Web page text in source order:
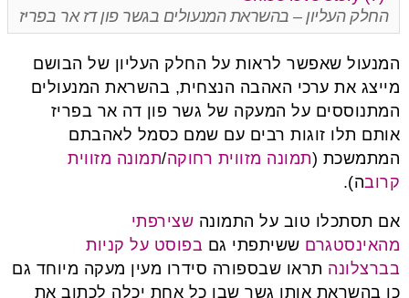
החלק העליון – בהשראת המנעולים בגשר פון דז אר בפריז
המנעול שאפשר לראות על החלק העליון של הבושם
מייצג את ערכי האהבה הנצחית, בהשראת המנעולים
המתנוססים על המעקה של גשר פון דה אר בפריז
אותם תלו זוגות רבים עם שמם כסמל לאהבתם
המתמשכת (תמונה מזווית רחוקה/תמונה מזווית
קרובה).
אם תסתכלו טוב על התמונה שצירפתי
מהאינסטגרם ששיתפתי גם בפוסט על קניות
בברצלונה תראו שבספורה סידרו מעין מעקה מיוחד גם
כן בהשראת אותו גשר שבו כל אחת יכלה לכתוב את